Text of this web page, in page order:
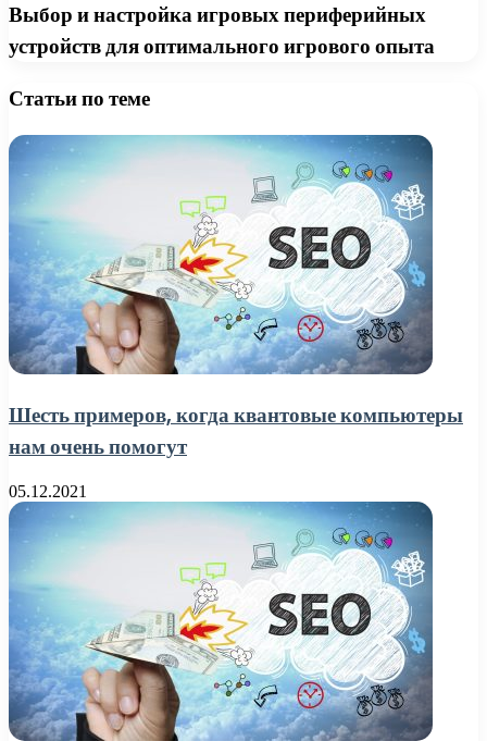
Выбор и настройка игровых периферийных
устройств для оптимального игрового опыта
Статьи по теме
Шесть примеров, когда квантовые компьютеры
нам очень помогут
05.12.2021